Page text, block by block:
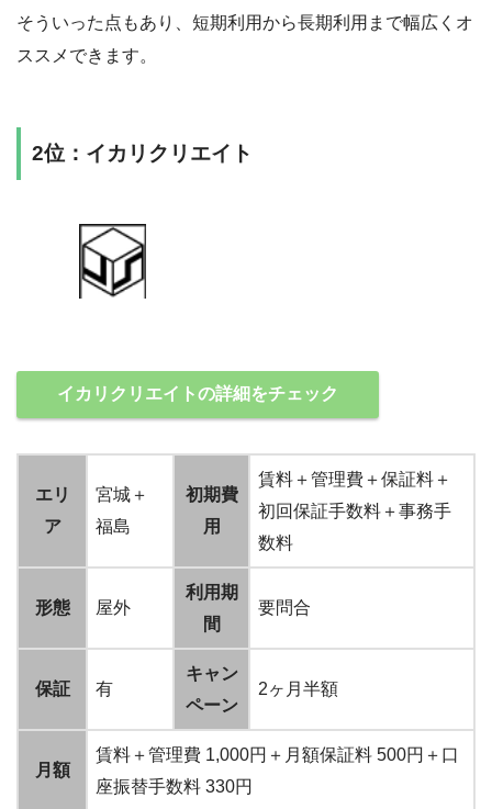
そういった点もあり、短期利用から長期利用まで幅広くオ
ススメできます。
2位：イカリクリエイト
イカリクリエイトの詳細をチェック
エリ
ア
宮城＋
福島
初期費
用
賃料＋管理費＋保証料＋
初回保証手数料＋事務手
数料
形態 屋外
利用期
間
要問合
保証 有
キャン
ペーン
2ヶ月半額
月額
賃料＋管理費 1,000円＋月額保証料 500円＋口
座振替手数料 330円